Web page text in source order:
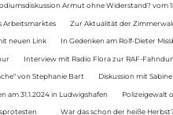
Armut ohne Widerstand? vom
Arbeitsmarktes Zur Aktualität der
neuen Link In Gedenken am Rolf-Dieter
Interview mit Radio Flora zur RAF-
von Stephanie Bart Diskussion mit
am 31.1.2024 in Ludwigshafen Polizeigewalt
War das schon der heiße